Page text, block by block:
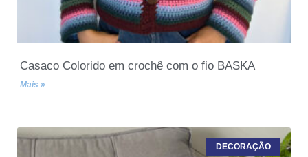
Casaco Colorido em crochê com o fio BASKA
Mais »
DECORAÇÃO